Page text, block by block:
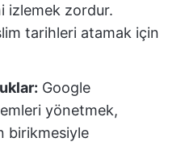
izlemek zordur.
tarihleri atamak için
Google
yönetmek,
birikmesiyle